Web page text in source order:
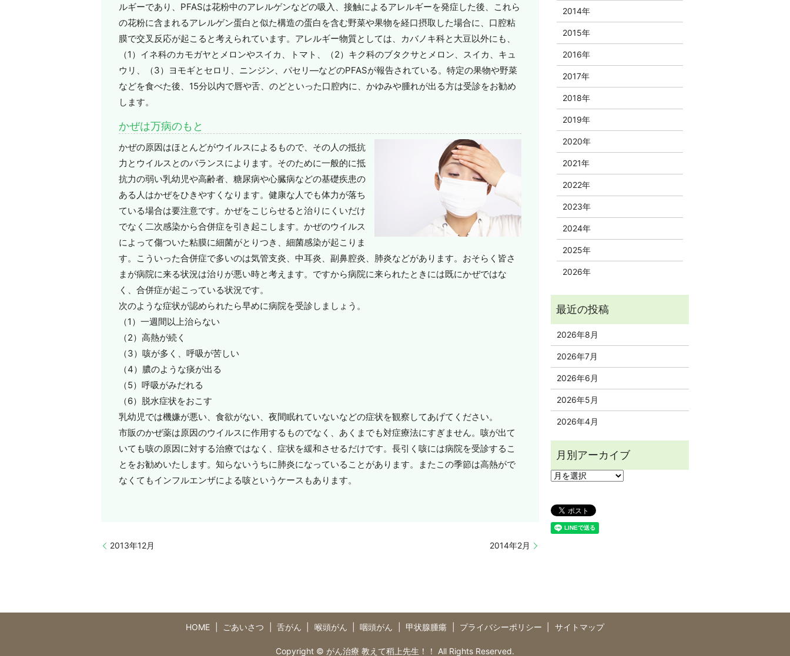
ルギーであり、PFASは花粉中のアレルゲンなどの吸入、接触によるアレルギーを発症した後、これら
の花粉に含まれるアレルゲン蛋白と似た構造の蛋白を含む野菜や果物を経口摂取した場合に、口腔粘
膜で交叉反応が起こると考えられています。アレルギー物質としては、カバノキ科と大豆以外にも、
（1）イネ科のカモガヤとメロンやスイカ、トマト、（2）キク科のブタクサとメロン、スイカ、キュ
ウリ、（3）ヨモギとセロリ、ニンジン、パセリ―などのPFASが報告されている。特定の果物や野菜
などを食べた後、15分以内で唇や舌、のどといった口腔内に、かゆみや腫れが出る方は受診をお勧め
します。
かぜは万病のもと
かぜの原因はほとんどがウイルスによるもので、その人の抵抗
力とウイルスとのバランスによります。そのために一般的に抵
抗力の弱い乳幼児や高齢者、糖尿病や心臓病などの基礎疾患の
ある人はかぜをひきやすくなります。健康な人でも体力が落ち
ている場合は要注意です。かぜをこじらせると治りにくいだけ
でなく二次感染から合併症を引き起こします。かぜのウイルス
によって傷ついた粘膜に細菌がとりつき、細菌感染が起こりま
す。こういった合併症で多いのは気管支炎、中耳炎、副鼻腔炎、肺炎などがあります。おそらく皆さ
まが病院に来る状況は治りが悪い時と考えます。ですから病院に来られたときには既にかぜではな
く、合併症が起こっている状況です。
次のような症状が認められたら早めに病院を受診しましょう。
（1）一週間以上治らない
（2）高熱が続く
（3）咳が多く、呼吸が苦しい
（4）膿のような痰が出る
（5）呼吸がみだれる
（6）脱水症状をおこす
乳幼児では機嫌が悪い、食欲がない、夜間眠れていないなどの症状を観察してあげてください。
市販のかぜ薬は原因のウイルスに作用するものでなく、あくまでも対症療法にすぎません。咳が出て
いても咳の原因に対する治療ではなく、症状を緩和させるだけです。長引く咳には病院を受診するこ
とをお勧めいたします。知らないうちに肺炎になっていることがあります。またこの季節は高熱がで
なくてもインフルエンザによる咳というケースもあります。
2013年12月 2014年2月
2014年
2015年
2016年
2017年
2018年
2019年
2020年
2021年
2022年
2023年
2024年
2025年
2026年
2026年8月
2026年7月
2026年6月
2026年5月
2026年4月
HOME ごあいさつ 舌がん 喉頭がん 咽頭がん 甲状腺腫瘍 プライバシーポリシー サイトマップ
Copyright © がん治療 教えて稻上先生！！ All Rights Reserved.